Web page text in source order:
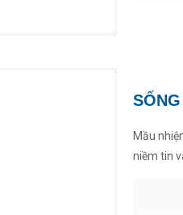
Mầu
niềm tin